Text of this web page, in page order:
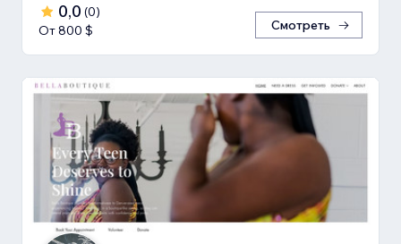
0,0 (0)
От 800 $
Смотреть